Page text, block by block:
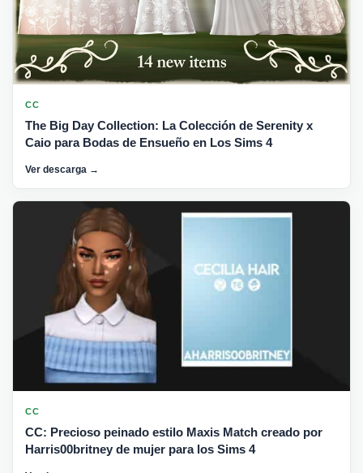
CC
The Big Day Collection: La Colección de Serenity x
Caio para Bodas de Ensueño en Los Sims 4
Ver descarga →
CC
CC: Precioso peinado estilo Maxis Match creado por
Harris00britney de mujer para los Sims 4